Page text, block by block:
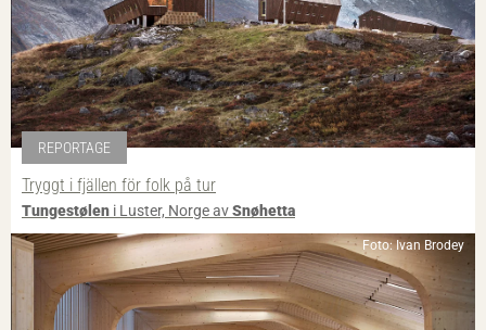
REPORTAGE
Tryggt i fjällen för folk på tur
Tungestølen i Luster, Norge avSnøhetta
Foto: Ivan Brodey